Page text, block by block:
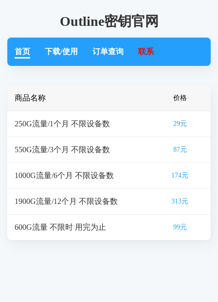
Outline密钥官网
首页 下载/使用 订单查询 联系
商品名称 价格
250G流量/1个月 不限设备数 29元
550G流量/3个月 不限设备数 87元
1000G流量/6个月 不限设备数 174元
1900G流量/12个月 不限设备数 313元
600G流量 不限时 用完为止 99元